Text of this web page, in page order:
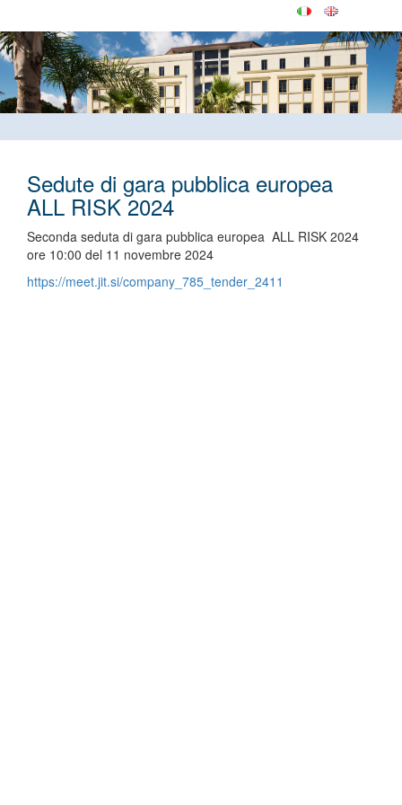
Sedute di gara pubblica europea
ALL RISK 2024
Seconda seduta di gara pubblica europea ALL RISK 2024
ore 10:00 del 11 novembre 2024
https://meet.jit.si/company_785_tender_2411